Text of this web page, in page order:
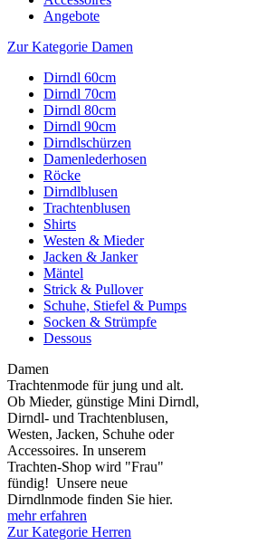
Angebote
Zur Kategorie Damen
Dirndl 60cm
Dirndl 70cm
Dirndl 80cm
Dirndl 90cm
Dirndlschürzen
Damenlederhosen
Röcke
Dirndlblusen
Trachtenblusen
Shirts
Westen & Mieder
Jacken & Janker
Mäntel
Strick & Pullover
Schuhe, Stiefel & Pumps
Socken & Strümpfe
Dessous
Damen
Trachtenmode für jung und alt.
Ob Mieder, günstige Mini Dirndl,
Dirndl- und Trachtenblusen,
Westen, Jacken, Schuhe oder
Accessoires. In unserem
Trachten-Shop wird "Frau"
fündig! Unsere neue
Dirndlnmode finden Sie hier.
mehr erfahren
Zur Kategorie Herren